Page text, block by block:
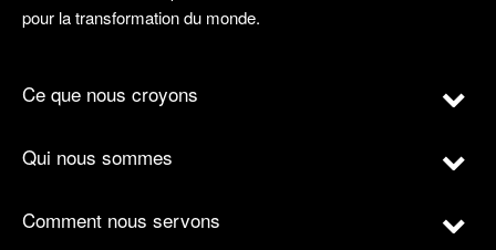
pour la transformation du monde.
Ce que nous croyons
Qui nous sommes
Comment nous servons